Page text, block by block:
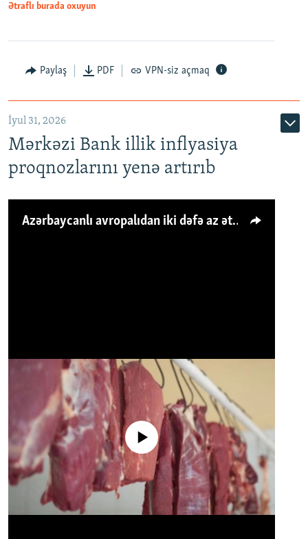
Ətraflı burada oxuyun
Paylaş PDF VPN-siz açmaq
İyul 31, 2026
Mərkəzi Bank illik inflyasiya
proqnozlarını yenə artırıb
Azərbaycanlı avropalıdan iki dəfə az ət yeyir, amma... 'Qiymət artımı qaçılmazdır'
No media source currently available